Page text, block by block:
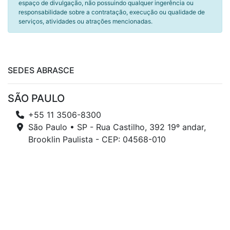
espaço de divulgação, não possuindo qualquer ingerência ou
responsabilidade sobre a contratação, execução ou qualidade de
serviços, atividades ou atrações mencionadas.
SEDES ABRASCE
SÃO PAULO
+55 11 3506-8300
São Paulo • SP - Rua Castilho, 392 19º andar,
Brooklin Paulista - CEP: 04568-010